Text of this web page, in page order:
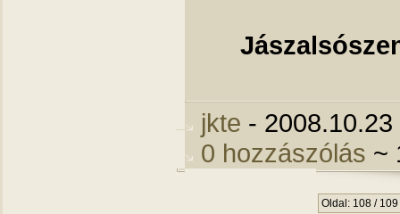
jkte -
0 hozzászólás ~
Oldal: 108 / 109